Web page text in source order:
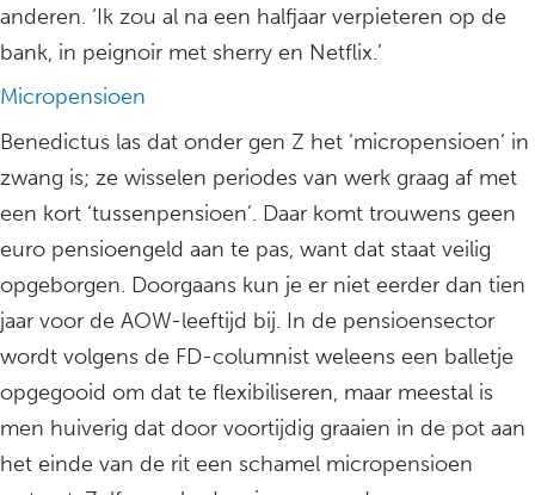
anderen. ‘Ik zou al na een halfjaar verpieteren op de
bank, in peignoir met sherry en Netflix.’
Micropensioen
Benedictus las dat onder gen Z het ‘micropensioen’ in
zwang is; ze wisselen periodes van werk graag af met
een kort ‘tussenpensioen’. Daar komt trouwens geen
euro pensioengeld aan te pas, want dat staat veilig
opgeborgen. Doorgaans kun je er niet eerder dan tien
jaar voor de AOW-leeftijd bij. In de pensioensector
wordt volgens de FD-columnist weleens een balletje
opgegooid om dat te flexibiliseren, maar meestal is
men huiverig dat door voortijdig graaien in de pot aan
het einde van de rit een schamel micropensioen